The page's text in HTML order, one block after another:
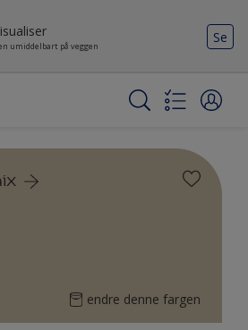
umiddelbart på veggen
Se
endre denne fargen